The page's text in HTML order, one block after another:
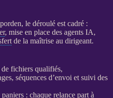
le déroulé est cadré :
, mise en place des agents IA,
de la maîtrise au dirigeant.
fichiers qualifiés,
séquences d’envoi et suivi des
: chaque relancepart à